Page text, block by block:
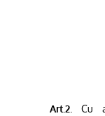
Art.2. Cu